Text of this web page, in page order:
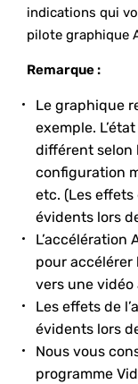
indications qui
pilote graphique
Remarque :
Le graphique
exemple.
différent selon
configuration
etc. (Les effets
évidents lors
L’accélération
pour accélérer
vers une vidéo
Les effets de
évidents lors
Nous vous
programme